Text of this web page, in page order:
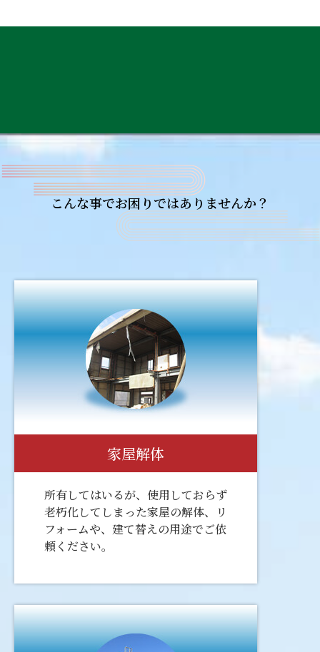
こんな事でお困りではありませんか？
家屋解体
所有してはいるが、使用しておらず
老朽化してしまった家屋の解体、リ
フォームや、建て替えの用途でご依
頼ください。